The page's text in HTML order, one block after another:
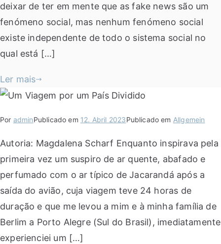
deixar de ter em mente que as fake news são um
fenómeno social, mas nenhum fenómeno social
existe independente de todo o sistema social no
qual está […]
Ler mais
Por adminPublicado em 12. Abril 2023Publicado em Allgemein
Autoria: Magdalena Scharf Enquanto inspirava pela
primeira vez um suspiro de ar quente, abafado e
perfumado com o ar típico de Jacarandá após a
saída do avião, cuja viagem teve 24 horas de
duração e que me levou a mim e à minha família de
Berlim a Porto Alegre (Sul do Brasil), imediatamente
experienciei um […]